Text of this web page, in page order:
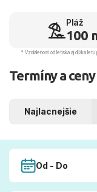
Pláž
100
* Vzdialenosť od letiska aj dľžka letu
Termíny a
Najlacnejšie
Od - Do